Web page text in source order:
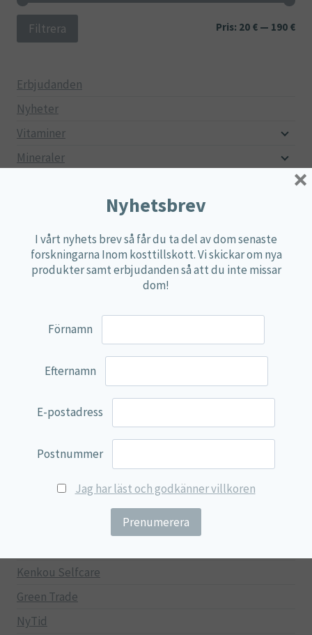
Min
Filtrera Pris: 20 € — 190 €
Erbjudanden
Nyheter
Vitaminer
Mineraler
Mjölksyrebakterier
Matsmältningsenzymer
Alger
Multi produkter
Övriga kosttillskott
Synergos
Reviva Nutrition
Kenkou Selfcare
Green Trade
NyTid
Nyhetsbrev
I vårt nyhets brev så får du ta del av dom senaste
forskningarna Inom kosttillskott. Vi skickar om nya
produkter samt erbjudanden så att du inte missar
dom!
Förnamn
Efternamn
E-postadress
Postnummer
Jag har läst och godkänner villkoren
×